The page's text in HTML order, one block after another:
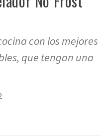
con los mejores
que tengan una